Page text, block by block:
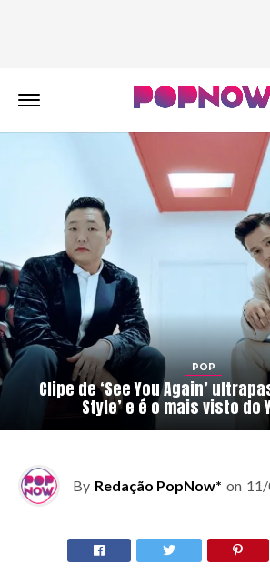
POP
Clipe de ‘See You Again’
Style’ e é o mais visto do
By Redação PopNow* on